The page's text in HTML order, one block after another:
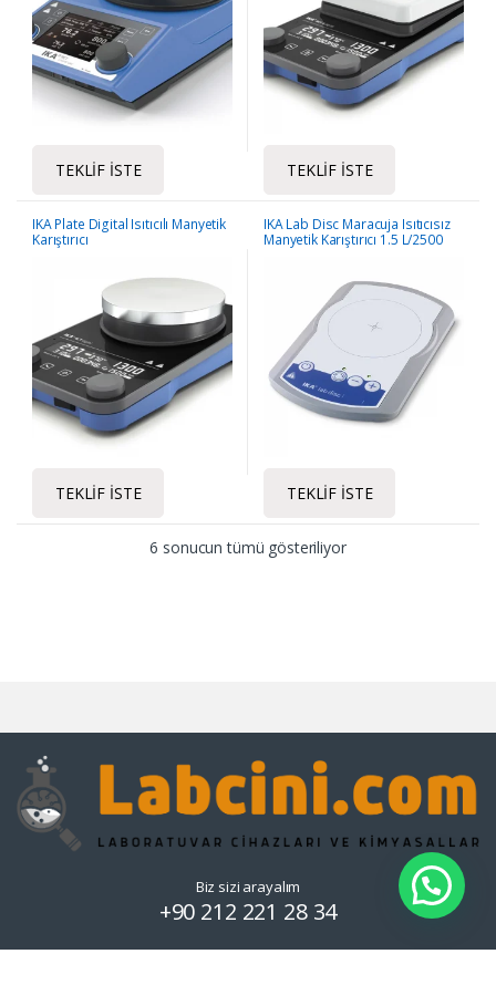
TEKLIF İSTE TEKLIF İSTE
IKA Plate Digital Isıtıcılı Manyetik
Karıştırıcı
TEKLIF İSTE
IKA Lab Disc Maracuja Isıtıcısız
Manyetik Karıştırıcı 1.5 L/2500
TEKLIF İSTE
6 sonucun tümü gösteriliyor
Biz sizi arayalım
+90 212 221 28 34